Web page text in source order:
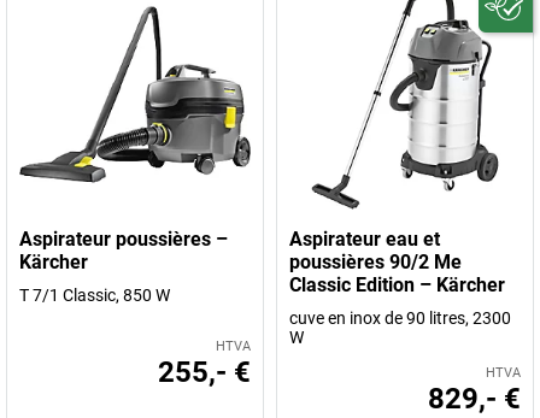
Aspirateur poussières –
Kärcher
T 7/1 Classic, 850 W
HTVA
255,- €
Aspirateur eau et
poussières 90/2 Me
Classic Edition – Kärcher
cuve en inox de 90 litres, 2300
W
HTVA
829,- €